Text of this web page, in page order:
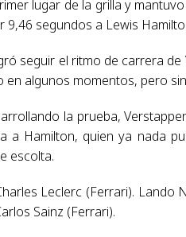
lugar de la grilla y
segundos a Lewis
seguir el ritmo de carrera
en algunos momentos, pero
la prueba,
a Hamilton, quien ya nada
escolta.
Leclerc (Ferrari).
Sainz (Ferrari).